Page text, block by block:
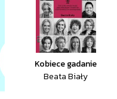
Kobiece gadanie
Beata Biały